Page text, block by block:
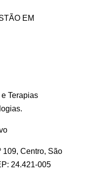
EM
Terapias
109, Centro, São
24.421-005